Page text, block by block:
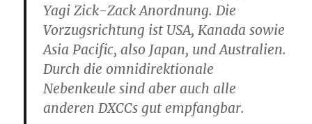
Yagi Zick-Zack Anordnung. Die
Vorzugsrichtung ist USA, Kanada sowie
Asia Pacific, also Japan, und Australien.
Durch die omnidirektionale
Nebenkeule sind aber auch alle
anderen DXCCs gut empfangbar.